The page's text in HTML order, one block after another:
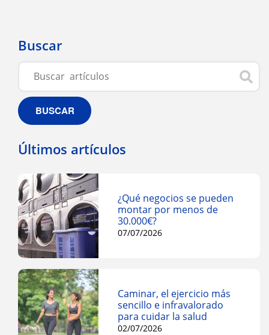
Buscar
BUSCAR
Últimos artículos
¿Qué negocios se pueden
montar por menos de
30.000€?
07/07/2026
Caminar, el ejercicio más
sencillo e infravalorado
para cuidar la salud
02/07/2026